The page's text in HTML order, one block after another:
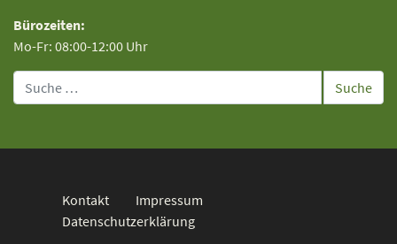
Bürozeiten:
Mo-Fr: 08:00-12:00 Uhr
Suche
Kontakt
Impressum
Datenschutzerklärung